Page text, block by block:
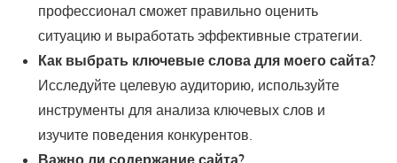
профессионал сможет правильно оценить
ситуацию и выработать эффективные стратегии.
Как выбрать ключевые слова для моего сайта?
Исследуйте целевую аудиторию, используйте
инструменты для анализа ключевых слов и
изучите поведения конкурентов.
Важно ли содержание сайта?